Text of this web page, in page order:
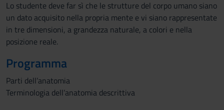
Lo studente deve far sì che le strutture del corpo umano siano
un dato acquisito nella propria mente e vi siano rappresentate
in tre dimensioni, a grandezza naturale, a colori e nella
posizione reale.
Programma
Parti dell’anatomia
Terminologia dell’anatomia descrittiva